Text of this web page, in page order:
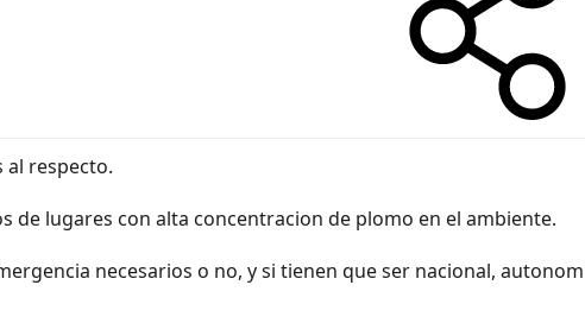
al respecto.
de lugares con alta concentracion de plomo en el ambiente.
necesarios o no, y si tienen que ser nacional,